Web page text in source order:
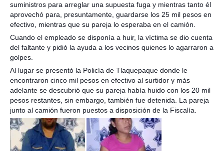
suministros para arreglar una supuesta fuga y mientras tanto él
aprovechó para, presuntamente, guardarse los 25 mil pesos en
efectivo, mientras que su pareja lo esperaba en el camión.
Cuando el empleado se disponía a huir, la víctima se dio cuenta
del faltante y pidió la ayuda a los vecinos quienes lo agarraron a
golpes.
Al lugar se presentó la Policía de Tlaquepaque donde le
encontraron cinco mil pesos en efectivo al surtidor y más
adelante se descubrió que su pareja había huido con los 20 mil
pesos restantes, sin embargo, también fue detenida. La pareja
junto al camión fueron puestos a disposición de la Fiscalía.